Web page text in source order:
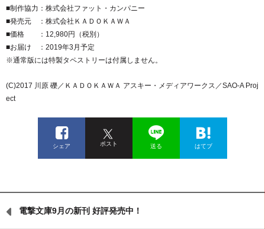
■制作協力：株式会社ファット・カンパニー
■発売元 ：株式会社ＫＡＤＯＫＡＷＡ
■価格 ：12,980円（税別）
■お届け ：2019年3月予定
※通常版には特製タペストリーは付属しません。
(C)2017 川原 礫／ＫＡＤＯＫＡＷＡ アスキー・メディアワークス／SAO-A Proj
ect
シェア ポスト 送る はてブ
電撃文庫9月の新刊 好評発売中！